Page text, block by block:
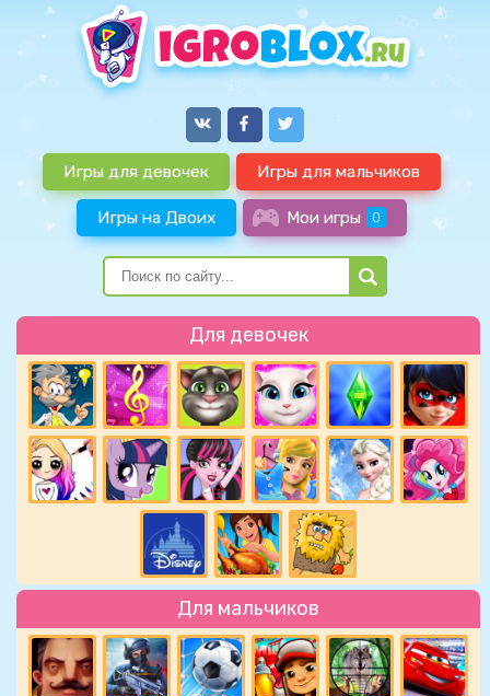
Игры для девочек Игры для мальчиков
Игры на Двоих Мои игры 0
Для девочек
Для мальчиков